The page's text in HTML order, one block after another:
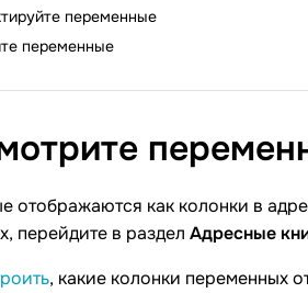
переменные
переменные
отображаются как колонки в
перейдите в раздел Адресные
, какие колонки переменных